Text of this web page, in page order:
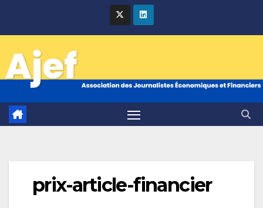
prix-article-financier